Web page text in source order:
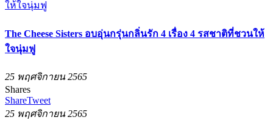
The Cheese Sisters อบอุ่นกรุ่นกลิ่นรัก 4 เรื่อง 4 รสชาติที่ชวนให้
ใจนุ่มฟู
25 พฤศจิกายน 2565
Shares
ShareTweet
25 พฤศจิกายน 2565